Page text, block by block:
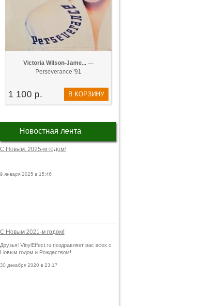
Victoria Wilson-Jame... —
Perseverance '91
1 100 р. В КОРЗИНУ
Новостная лента
С Новым, 2025-м годом!
9 января 2025 в 15:46
С Новым 2021-м годом!
Друзья! VinylEffect.ru поздравляет вас всех с
Новым годом и Рождеством!
30 декабря 2020 в 23:17